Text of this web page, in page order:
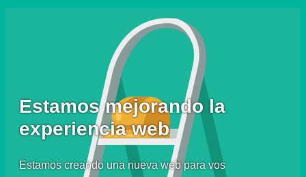
Estamos mejorando la
experiencia web
Estamos creando una nueva web para vos